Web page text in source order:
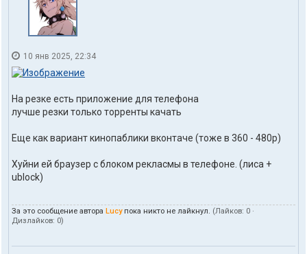
10 янв 2025, 22:34
На резке есть приложение для телефона
лучше резки только торренты качать
Еще как вариант кинопаблики вконтаче (тоже в 360 - 480p)
Хуйни ей браузер с блоком рекласмы в телефоне. (лиса +
ublock)
За это сообщение автора Lucyпока никто не лайкнул. (Лайков: 0 ·
Дизлайков: 0)